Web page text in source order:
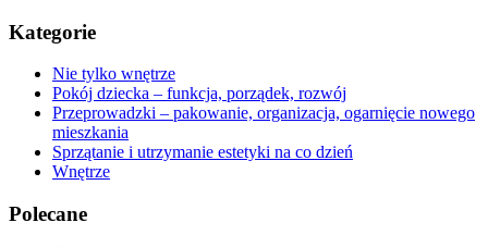
Kategorie
Nie tylko wnętrze
Pokój dziecka – funkcja, porządek, rozwój
Przeprowadzki – pakowanie, organizacja, ogarnięcie nowego
mieszkania
Sprzątanie i utrzymanie estetyki na co dzień
Wnętrze
Polecane